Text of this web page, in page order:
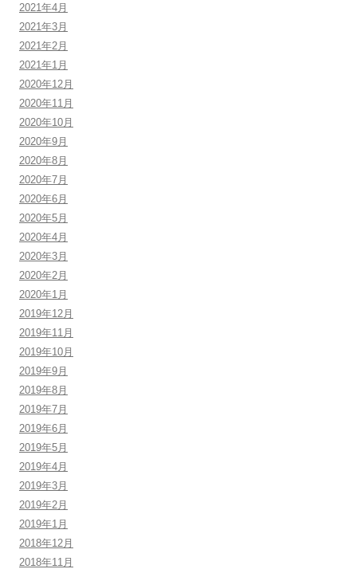
2021年4月
2021年3月
2021年2月
2021年1月
2020年12月
2020年11月
2020年10月
2020年9月
2020年8月
2020年7月
2020年6月
2020年5月
2020年4月
2020年3月
2020年2月
2020年1月
2019年12月
2019年11月
2019年10月
2019年9月
2019年8月
2019年7月
2019年6月
2019年5月
2019年4月
2019年3月
2019年2月
2019年1月
2018年12月
2018年11月